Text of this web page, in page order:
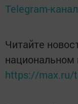
Telegram-
Читайте
https://max.ru/